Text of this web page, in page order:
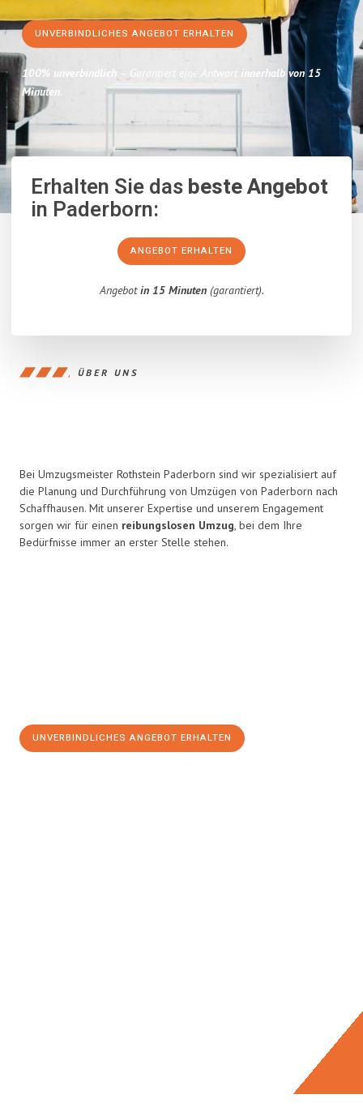
UNVERBINDLICHES ANGEBOT ERHALTEN
100% unverbindlich – Garantiert eine Antwort innerhalb von 15
Minuten.
Erhalten Sie dasbeste Angebot
in Paderborn:
ANGEBOT ERHALTEN
Angebotin 15 Minuten(garantiert).
ÜBER UNS
Bei Umzugsmeister Rothstein Paderborn sind wir spezialisiert auf
die Planung und Durchführung von Umzügen von Paderborn nach
Schaffhausen. Mit unserer Expertise und unserem Engagement
sorgen wir für einen reibungslosen Umzug, bei dem Ihre
Bedürfnisse immer an erster Stelle stehen.
UNVERBINDLICHES ANGEBOT ERHALTEN